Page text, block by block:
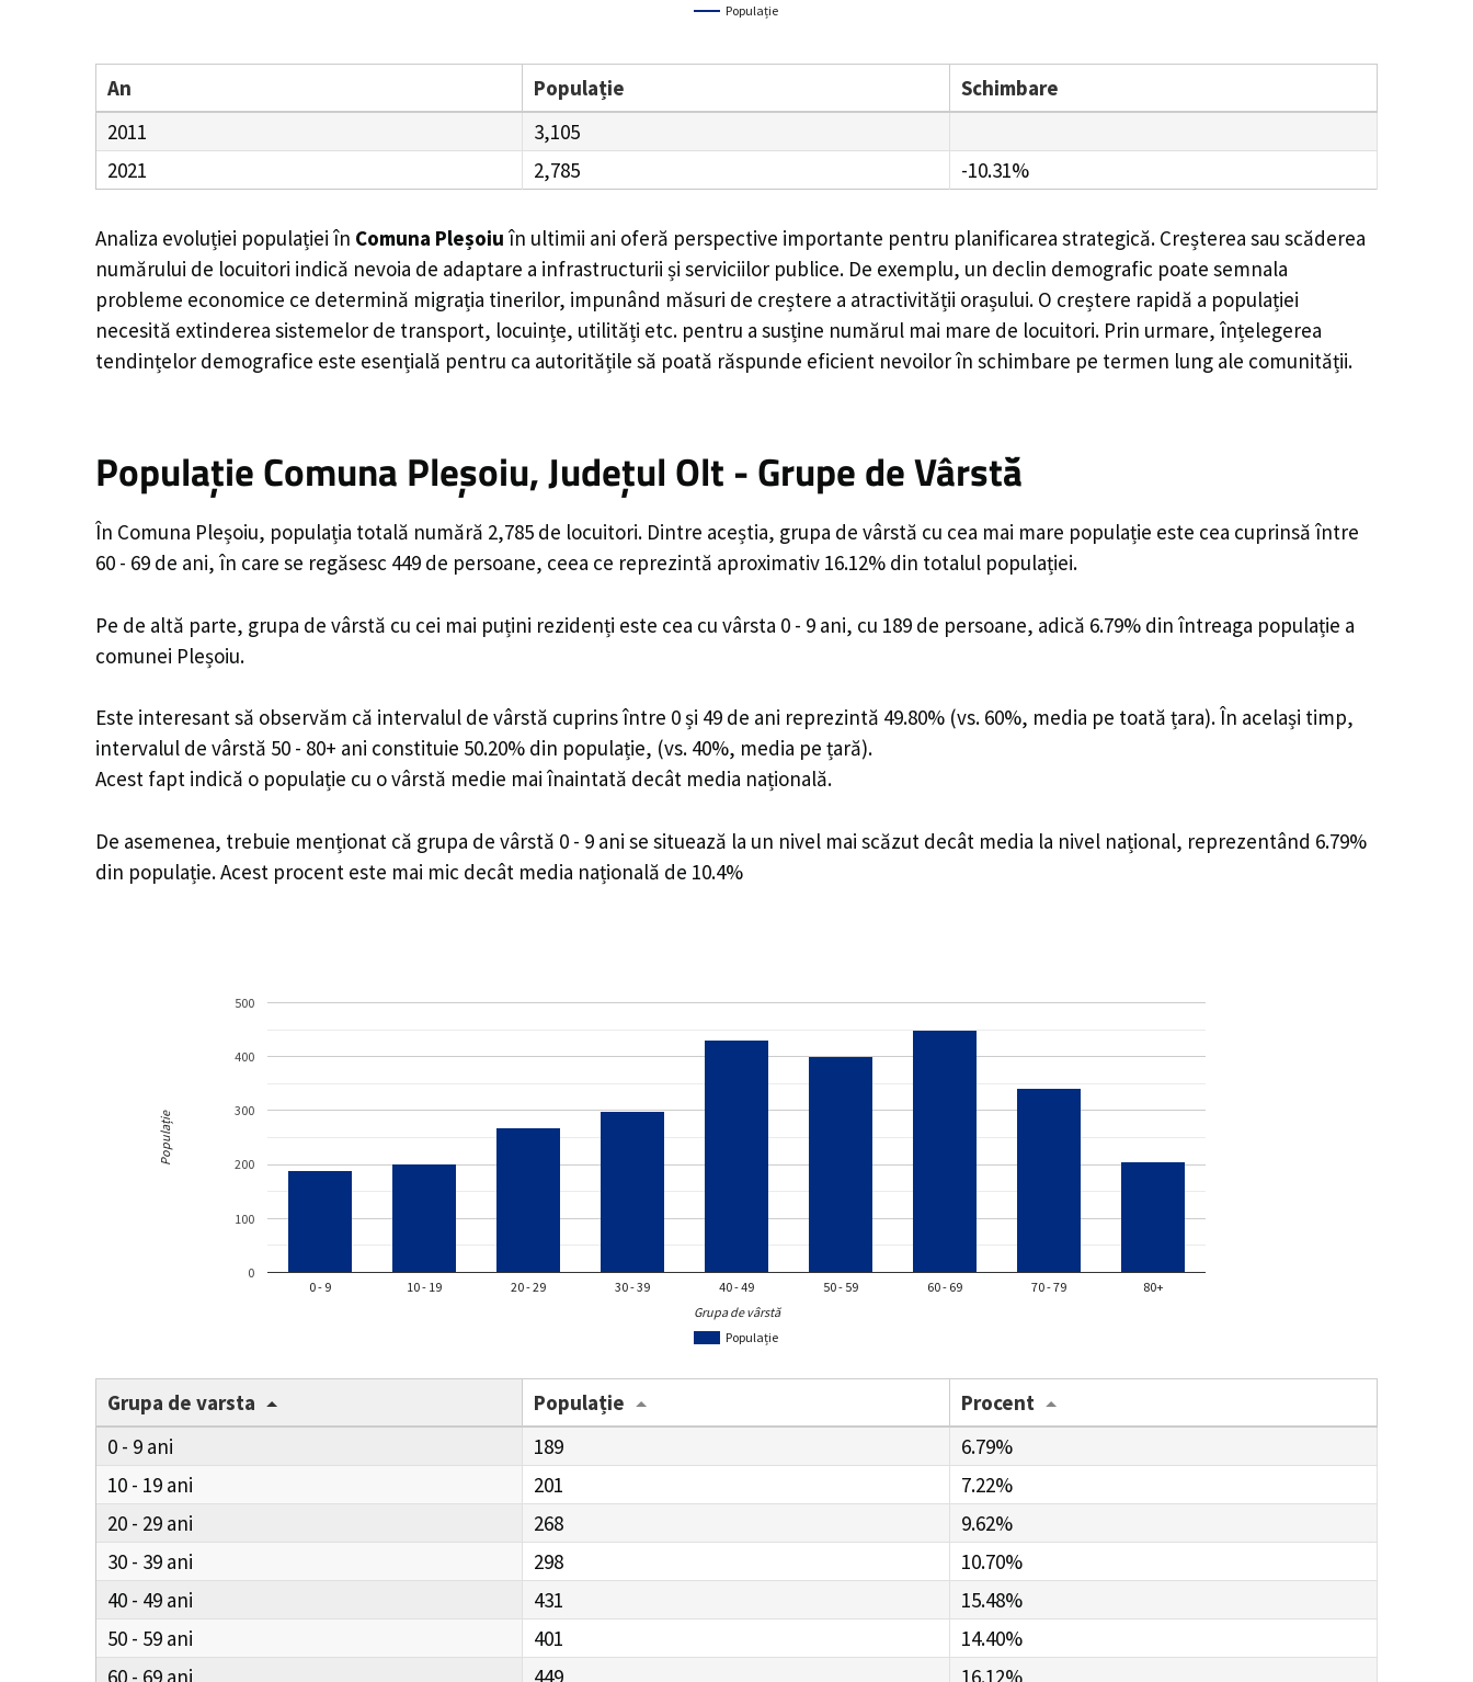
Populație
An Populație
Schimbare
2011
3,105
2021
2,785 -10.31%
Analiza evoluției populației în Comuna Pleșoiu în ultimii ani oferă perspective importante pentru planificarea strategică. Creșterea sau scăderea
numărului de locuitori indică nevoia de adaptare a infrastructurii și serviciilor publice. De exemplu, un declin demografic poate semnala
probleme economice ce determină migrația tinerilor, impunând măsuri de creștere a atractivității orașului. O creștere rapidă a populației
necesită extinderea sistemelor de transport, locuințe, utilități etc. pentru a susține numărul mai mare de locuitori. Prin urmare, înțelegerea
tendințelor demografice este esențială pentru ca autoritățile să poată răspunde eficient nevoilor în schimbare pe termen lung ale comunității.
Populație Comuna Pleșoiu, Județul Olt - Grupe de Vârstă
În Comuna Pleșoiu, populația totală numără 2,785 de locuitori. Dintre aceștia, grupa de vârstă cu cea mai mare populație este cea cuprinsă între
60 - 69 de ani, în care se regăsesc 449 de persoane, ceea ce reprezintă aproximativ 16.12% din totalul populației.
Pe de altă parte, grupa de vârstă cu cei mai puțini rezidenți este cea cu vârsta 0 - 9 ani, cu 189 de persoane, adică 6.79% din întreaga populație a
comunei Pleșoiu.
Este interesant să observăm că intervalul de vârstă cuprins între 0 și 49 de ani reprezintă 49.80% (vs. 60%, media pe toată țara). În același timp,
intervalul de vârstă 50 - 80+ ani constituie 50.20% din populație, (vs. 40%, media pe țară).
Acest fapt indică o populație cu o vârstă medie mai înaintată decât media națională.
De asemenea, trebuie menționat că grupa de vârstă 0 - 9 ani se situează la un nivel mai scăzut decât media la nivel național, reprezentând 6.79%
din populație. Acest procent este mai mic decât media națională de 10.4%
Populație
0 - 9 10 - 19 20 - 29 30 - 39 40 - 49 50 - 59 60 - 69 70 - 79 80+
0
100
200
300
400
500
Grupa de vârstă
Populație
Grupa de varsta Populație
Procent
0 - 9
189
6.79%
10 - 19
201
7.22%
20 - 29
268
9.62%
30 - 39
298
10.70%
40 - 49
431
15.48%
50 - 59
401
14.40%